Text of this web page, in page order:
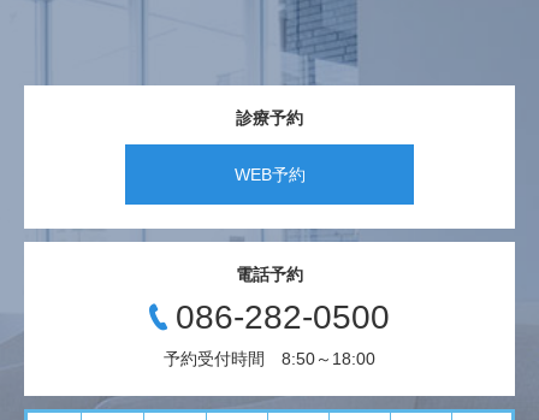
診療予約
WEB予約
電話予約
086-282-0500
予約受付時間 8:50～18:00